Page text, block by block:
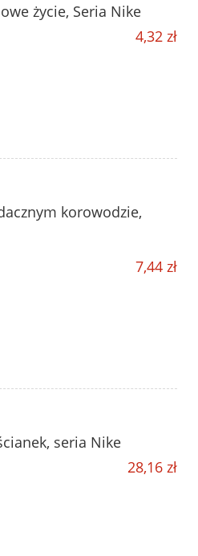
życie, Seria Nike
4,32 zł
korowodzie,
7,44 zł
seria Nike
28,16 zł